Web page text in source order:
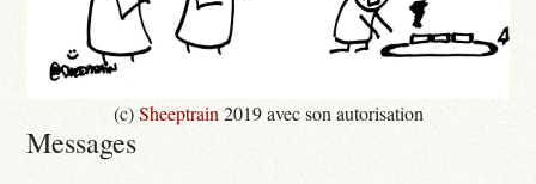
(c)Sheeptrain 2019 avec son autorisation
Messages